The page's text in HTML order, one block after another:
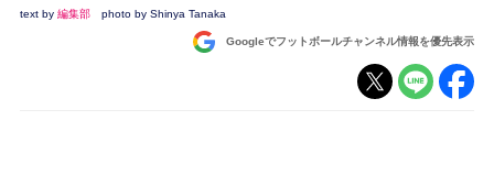
ナショナルチーム
text by 編集部 photo by Shinya Tanaka
Googleでフットボールチャンネル情報を優先表示